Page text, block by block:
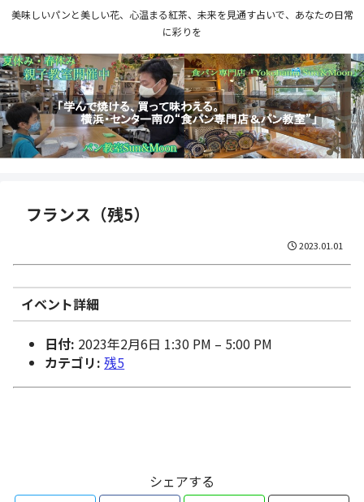
美味しいパンと美しい花、心温まる紅茶、未来を見通す占いで、あなたの日常
に彩りを
フランス（残5）
2023.01.01
イベント詳細
日付: 2023年2月6日 1:30 PM – 5:00 PM
カテゴリ: 残5
シェアする